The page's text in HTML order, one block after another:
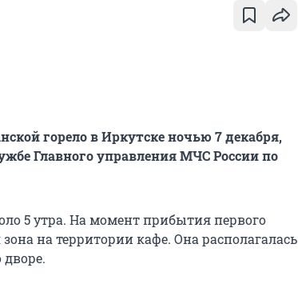
горело в Иркутске ночью 7 декабря,
Главного управления МЧС России по
5 утра. На момент прибытия первого
на территории кафе. Она располагалась